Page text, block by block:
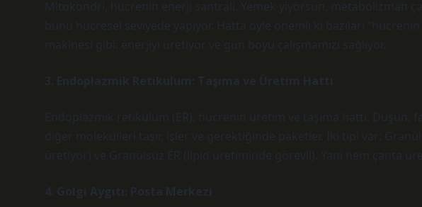
Mitokondri, hücrenin enerji santrali. Yemek yiyorsun, metabolizman
bunu hücresel seviyede yapıyor. Hatta öyle önemli ki bazıları
makinesi gibi: enerjiyi üretiyor ve gün boyu çalışmamızı sağlıyor.
3. Endoplazmik Retikulum: Taşıma ve Üretim Hattı
Endoplazmik retikulum (ER), hücrenin üretim ve taşıma hattı.
diğer molekülleri taşır, işler ve gerektiğinde paketler. İki tipi var:
üretiyor) ve Granülsüz ER (lipid üretiminde görevli). Yani hem çanta
4. Golgi Aygıtı: Posta Merkezi